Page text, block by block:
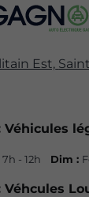
Est,
7h - 12h Dim :